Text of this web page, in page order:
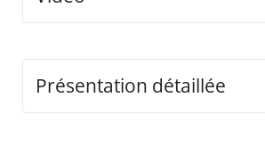
Adaptabilité à Ajustement Précis :
détaché et innovant s’ajuste
Présentation détaillée